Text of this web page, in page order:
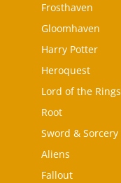
Frosthaven
Gloomhaven
Harry Potter
Heroquest
Lord of the Rings
Root
Sword & Sorcery
Aliens
Fallout